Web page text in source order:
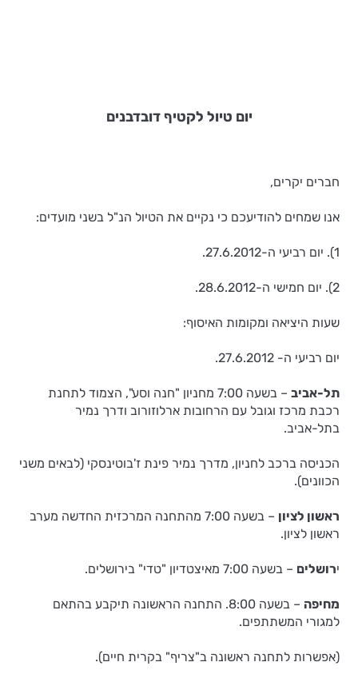
יום טיול לקטיף דובדבנים
חברים יקרים,
אנו שמחים להודיעכם כי נקיים את הטיול הנ"ל בשני מועדים:
שעות היציאה ומקומות האיסוף:
יום רביעי ה- 27.6.2012.
תל-אביב
– בשעה 7:00 מחניון "חנה וסע", הצמוד לתחנת
רכבת מרכז וגובל עם הרחובות ארלוזורוב ודרך נמיר
בתל-אביב.
הכניסה ברכב לחניון, מדרך נמיר פינת ז'בוטינסקי (לבאים משני
הכוונים).
ראשון לציון
– בשעה 7:00 מהתחנה המרכזית החדשה מערב
ראשון לציון.
רושלים– בשעה 7:00 מאיצטדיון "טדי" בירושלים.
מחיפה
– בשעה 8:00. התחנה הראשונה תיקבע בהתאם
למגורי המשתתפים.
(אפשרות לתחנה ראשונה ב"צריף" בקרית חיים).